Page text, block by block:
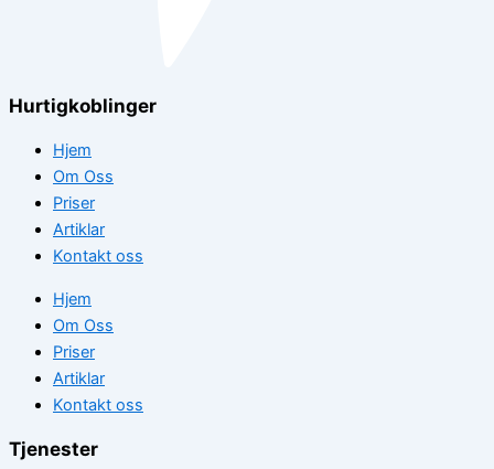
Hurtigkoblinger
Hjem
Om Oss
Priser
Artiklar
Kontakt oss
Hjem
Om Oss
Priser
Artiklar
Kontakt oss
Tjenester